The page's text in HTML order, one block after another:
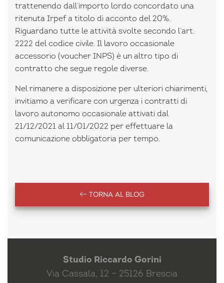
trattenendo dall’importo lordo concordato una
ritenuta Irpef a titolo di acconto del 20%.
Riguardano tutte le attività svolte secondo l’art.
2222 del codice civile. Il lavoro occasionale
accessorio (voucher INPS) è un altro tipo di
contratto che segue regole diverse.
Nel rimanere a disposizione per ulteriori chiarimenti,
invitiamo a verificare con urgenza i contratti di
lavoro autonomo occasionale attivati dal
21/12/2021 al 11/01/2022 per effettuare la
comunicazione obbligatoria per tempo.
TORNA AL BLOG
Studio Riccardo Gorini
Via Cassala, 12 – 25126 Brescia